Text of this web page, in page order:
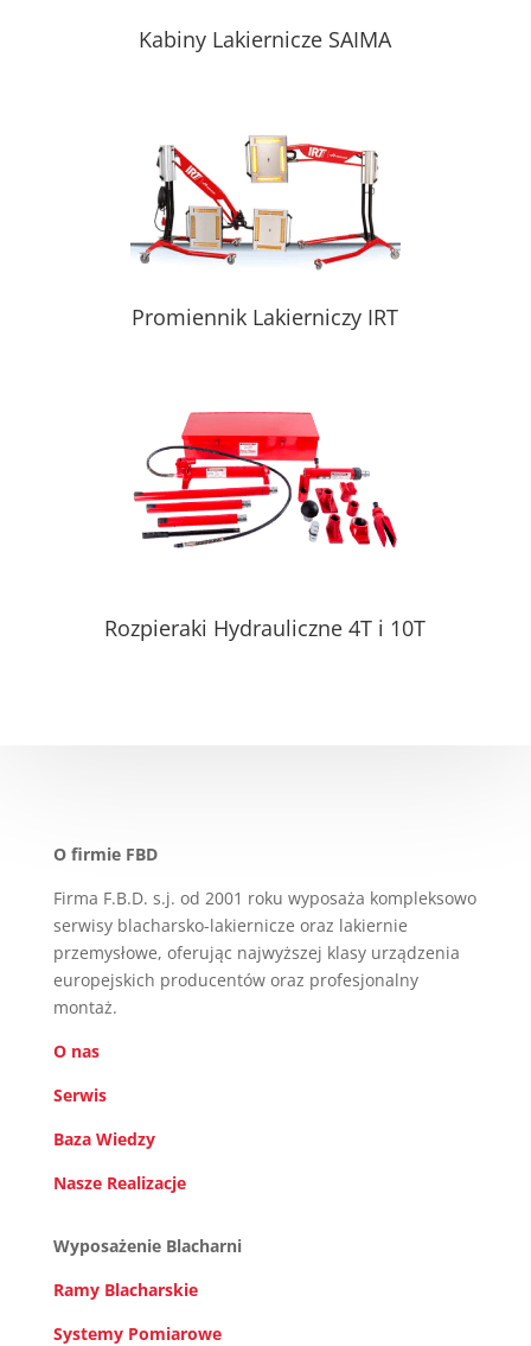
Kabiny Lakiernicze SAIMA
Promiennik Lakierniczy IRT
Rozpieraki Hydrauliczne 4T i 10T
O firmie FBD
Firma F.B.D. s.j. od 2001 roku wyposaża kompleksowo
serwisy blacharsko-lakiernicze oraz lakiernie
przemysłowe, oferując najwyższej klasy urządzenia
europejskich producentów oraz profesjonalny
montaż.
O nas
Serwis
Baza Wiedzy
Nasze Realizacje
Wyposażenie Blacharni
Ramy Blacharskie
Systemy Pomiarowe